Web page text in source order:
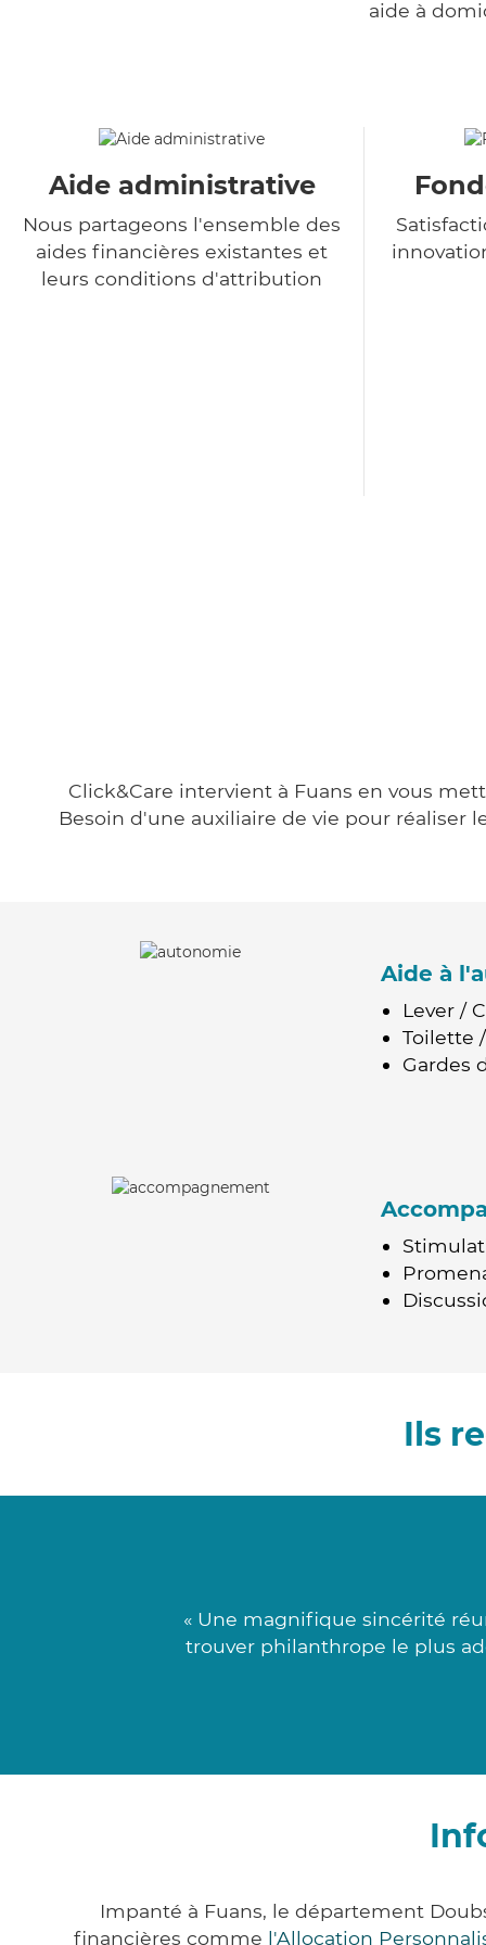
aide à
Aide administrative
Nous partageons l'ensemble des
aides financières existantes et
leurs conditions d'attribution
Click&Care intervient à Fuans en vous
Besoin d'une auxiliaire de vie pour réaliser
Aide à
Lever /
Toilette
Gardes
Ils
« Une magnifique sincérité
trouver philanthrope le plus
Impanté à Fuans, le département
financières comme l'Allocation